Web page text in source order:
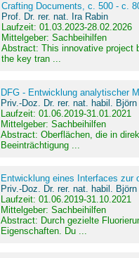
Crafting Documents, c. 500 - c.
Prof. Dr. rer. nat. Ira Rabin
Laufzeit: 01.03.2023-28.02.2026
Mittelgeber: Sachbeihilfen
Abstract: This innovative project
the key tran ...
DFG - Entwicklung analytischer
Priv.-Doz. Dr. rer. nat. habil.
Laufzeit: 01.06.2019-31.01.2021
Mittelgeber: Sachbeihilfen
Abstract:Oberflächen, die in
Beeinträchtigung ...
Entwicklung eines Interfaces zur
Priv.-Doz. Dr. rer. nat. habil.
Laufzeit: 01.06.2019-31.10.2021
Mittelgeber: Sachbeihilfen
Abstract: Durch gezielte
Eigenschaften. Du ...